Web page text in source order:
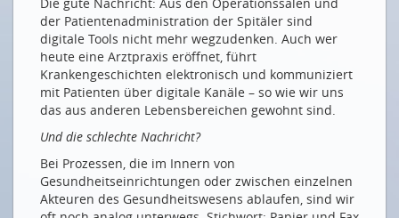
BIG DATA UND SMART ANALYTICS
Der digitale Zwilling
Ich sehe dein Herz schlagen
Mit dem Smartphone gegen Migräne
19. ASUT-KOLLOQUIUM
Rückblick: Mobilität neu denken
Das Fotoalbum
der Patientenadministration der Spitäler sind
digitale Tools nicht mehr wegzudenken. Auch wer
heute eine Arztpraxis eröffnet, führt
Krankengeschichten elektronisch und kommuniziert
mit Patienten über digitale Kanäle – so wie wir uns
das aus anderen Lebensbereichen gewohnt sind.
Und die schlechte Nachricht?
Bei Prozessen, die im Innern von
Gesundheitseinrichtungen oder zwischen einzelnen
Akteuren des Gesundheitswesens ablaufen, sind wir